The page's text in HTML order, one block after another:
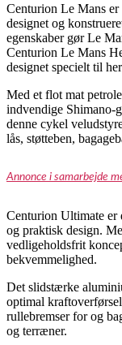
Centurion Le Mans
designet og
egenskaber gør Le
Centurion Le Mans
designet specielt til
Med et flot mat
indvendige Shimano-
denne cykel
lås, støtteben,
Annonce i samarbejde
Centurion Ultimate er
og praktisk design.
vedligeholdsfrit
bekvemmelighed.
Det slidstærke
optimal
rullebremser for og
og terræner.